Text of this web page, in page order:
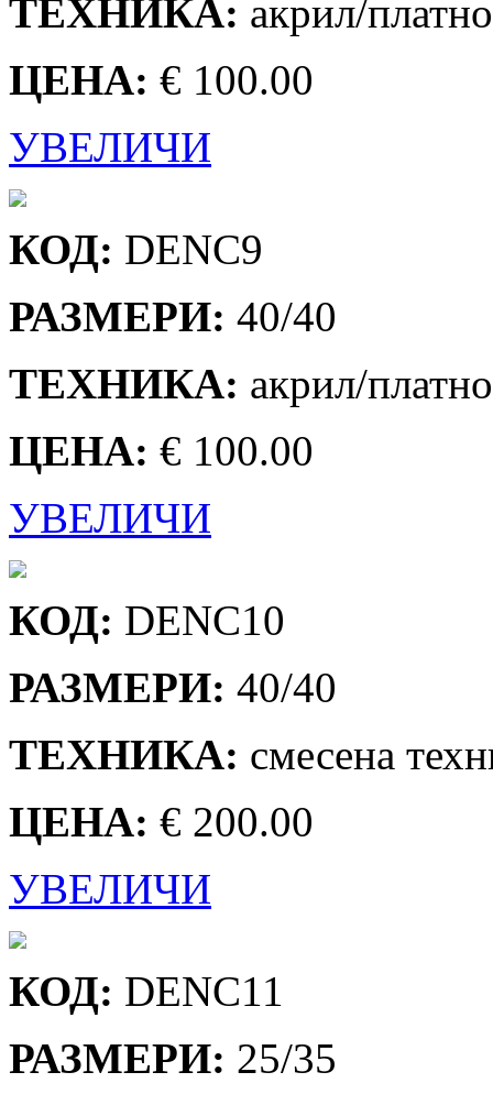
ТЕХНИКА: акрил/платно
ЦЕНА: € 100.00
УВЕЛИЧИ
КОД: DENC9
РАЗМЕРИ: 40/40
ТЕХНИКА: акрил/платно
ЦЕНА: € 100.00
УВЕЛИЧИ
КОД: DENC10
РАЗМЕРИ: 40/40
ТЕХНИКА: смесена
ЦЕНА: € 200.00
УВЕЛИЧИ
КОД: DENC11
РАЗМЕРИ: 25/35